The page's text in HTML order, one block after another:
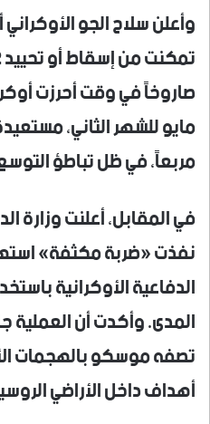
وأعلن سلاح الجو
صاروخاً في وقت أحرزت
مربعاً، في ظل تباطؤ التوسع
في المقابل، أعلنت وزارة
نفذت «ضربة مكثفة»
الدفاعية الأوكرانية
المدى. وأكدت أن العملية
تصفه موسكو بالهجمات
أهداف داخل الأراضي